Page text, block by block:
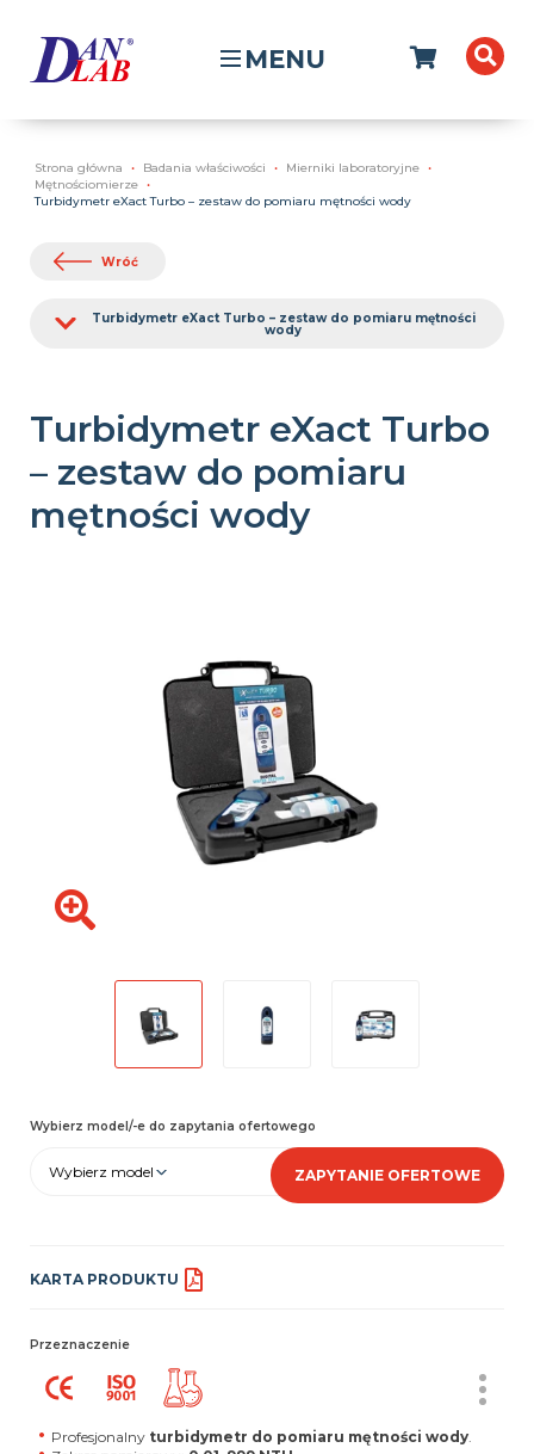
MENU
Strona główna Badania właściwości
Mierniki laboratoryjne
Mętnościomierze
Turbidymetr eXact Turbo – zestaw do pomiaru mętności wody
Wróć
Turbidymetr eXact Turbo – zestaw do pomiaru mętności
wody
Turbidymetr eXact Turbo
– zestaw do pomiaru
mętności wody
Wybierz model/-e do zapytania ofertowego
Wybierz model ZAPYTANIE OFERTOWE
KARTA PRODUKTU
Przeznaczenie
Profesjonalny turbidymetr do pomiaru mętności wody.